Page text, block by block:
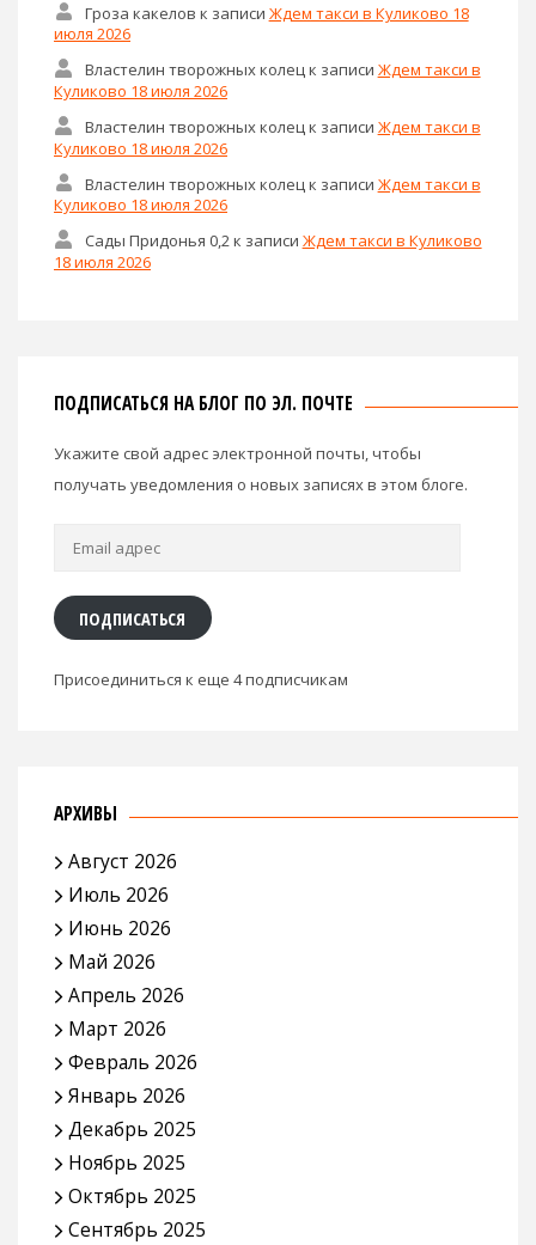
Гроза какелов к записи Ждем такси в Куликово 18
июля 2026
Властелин творожных колецк записи Ждем такси в
Куликово 18 июля 2026
Властелин творожных колецк записи Ждем такси в
Куликово 18 июля 2026
Властелин творожных колец к записи Ждем такси в
Куликово 18 июля 2026
Сады Придонья 0,2к записи Ждем такси в Куликово
18 июля 2026
ПОДПИСАТЬСЯ НА БЛОГ ПО ЭЛ. ПОЧТЕ
Укажите свой адрес электронной почты, чтобы
получать уведомления о новых записях в этом блоге.
Email
ПОДПИСАТЬСЯ
Присоединиться к еще 4 подписчикам
АРХИВЫ
Август 2026
Июль 2026
Июнь 2026
Май 2026
Апрель 2026
Март 2026
Февраль 2026
Январь 2026
Декабрь 2025
Ноябрь 2025
Октябрь 2025
Сентябрь 2025